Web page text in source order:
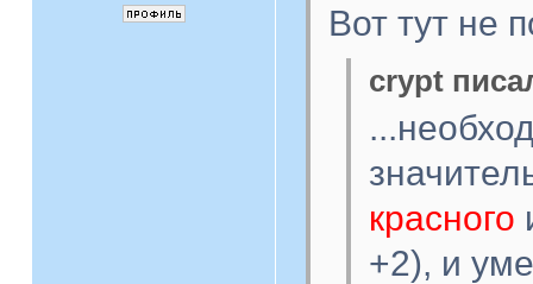
Вот тут не
crypt
красного
+2), и